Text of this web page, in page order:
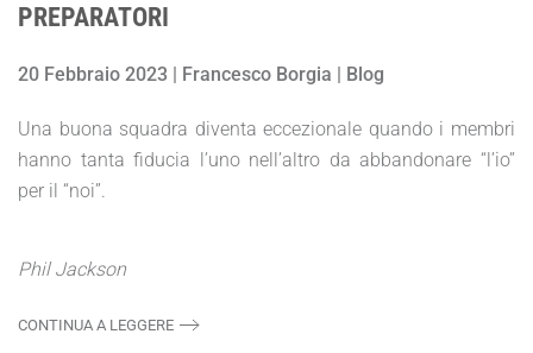
PREPARATORI
20 Febbraio 2023 | Francesco Borgia | Blog
Una buona squadra diventa eccezionale quando i membri
hanno tanta fiducia l’uno nell’altro da abbandonare “l’io”
per il “noi”.
Phil Jackson
CONTINUA A LEGGERE